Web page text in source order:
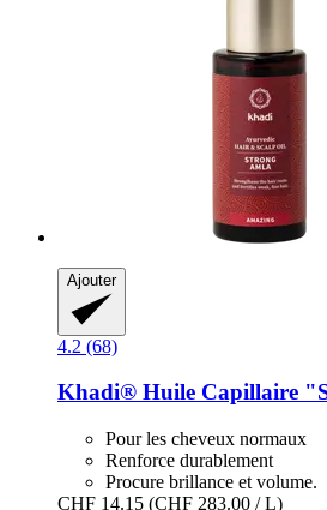
Ajouter
4.2 (68)
Khadi® Huile Capillaire
Pour les cheveux normaux
Renforce durablement
Procure brillance et volume.
CHF 14.15 (CHF 283.00 / L)